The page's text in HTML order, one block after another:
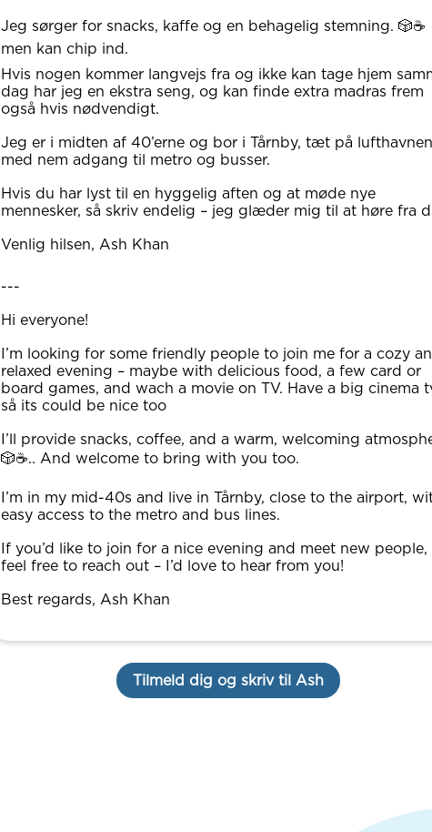
Jeg sørger for snacks, kaffe og en behagelig stemning. 🎲☕
men kan chip ind.
Hvis nogen kommer langvejs fra og ikke kan tage hjem
dag har jeg en ekstra seng, og kan finde extra madras frem
også hvis nødvendigt.
Jeg er i midten af 40’erne og bor i Tårnby, tæt på
med nem adgang til metro og busser.
Hvis du har lyst til en hyggelig aften og at møde nye
mennesker, så skriv endelig – jeg glæder mig til at høre fra
Venlig hilsen, Ash Khan
---
Hi everyone!
I’m looking for some friendly people to join me for a cozy
relaxed evening – maybe with delicious food, a few card or
board games, and wach a movie on TV. Have a big cinema
så its could be nice too
I’ll provide snacks, coffee, and a warm, welcoming
🎲☕.. And welcome to bring with you too.
I’m in my mid-40s and live in Tårnby, close to the airport,
easy access to the metro and bus lines.
If you’d like to join for a nice evening and meet new people,
feel free to reach out – I’d love to hear from you!
Best regards, Ash Khan
Tilmeld dig og skriv til Ash